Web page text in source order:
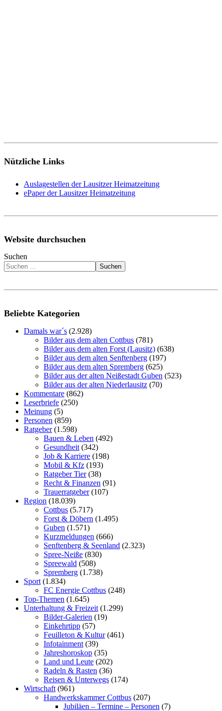
Nützliche Links
Auslagestellen der Lausitzer Heimatzeitung
ePaper der Lausitzer Heimatzeitung
Website durchsuchen
Suchen
Suchen
Beliebte Kategorien
Damals war´s (2.928)
Bilder aus dem alten Cottbus (781)
Bilder aus dem alten Forst (Lausitz) (638)
Bilder aus dem alten Senftenberg (197)
Bilder aus dem alten Spremberg (625)
Bilder aus der alten Neißestadt Guben (523)
Bilder aus der alten Niederlausitz (70)
Kommentare (862)
Leserbriefe (250)
Meinung (5)
Personen (859)
Ratgeber(1.598)
Bauen & Leben (492)
Gesundheit (342)
Job & Karriere (198)
Mobil & Kfz (193)
Ratgeber Tier(38)
Recht & Finanzen (91)
Trauerratgeber(107)
Region (18.039)
Cottbus (5.717)
Forst & Döbern (1.495)
Guben (1.571)
Kurzmeldungen (666)
Senftenberg & Seenland (2.323)
Spree-Neiße (830)
Spreewald (508)
Spremberg (1.738)
Sport (1.834)
FC Energie Cottbus (248)
Top-Themen (1.645)
Unterhaltung & Freizeit (1.299)
Bilder-Galerien (19)
Einkehrtipp (57)
Feuilleton & Kultur(461)
Infotainment (39)
Jahreshoroskop (35)
Land und Leute (202)
Radeln & Rasten (36)
Reisen & Unterwegs (174)
Wirtschaft (961)
Handwerkskammer Cottbus (207)
Jubiläen – Termine – Personen (7)